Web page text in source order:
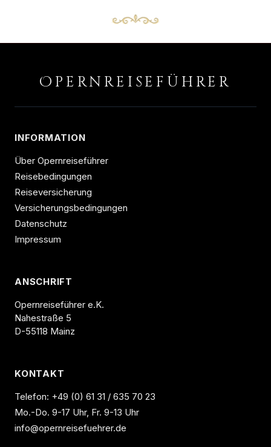
O PERNREISEFÜHRER
INFORMATION
Über Opernreiseführer
Reisebedingungen
Reiseversicherung
Versicherungsbedingungen
Datenschutz
Impressum
ANSCHRIFT
Opernreiseführer e.K.
Nahestraße 5
D-55118 Mainz
KONTAKT
Telefon: +49 (0) 61 31 / 635 70 23
Mo.-Do. 9-17 Uhr, Fr. 9-13 Uhr
info@opernreisefuehrer.de